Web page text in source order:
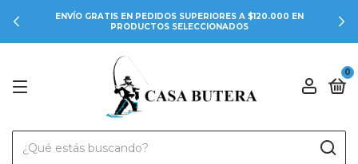
ENVÍO GRATIS EN PEDIDOS SUPERIORES A $120.000 EN
PRODUCTOS SELECCIONADOS
0